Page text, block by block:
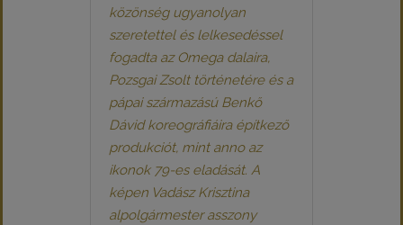
közönség ugyanolyan
szeretettel és lelkesedéssel
fogadta az Omega dalaira,
Pozsgai Zsolt történetére és a
pápai származású Benkő
Dávid koreográfiáira építkező
produkciót, mint anno az
ikonok 79-es eladását. A
képen Vadász Krisztina
alpolgármester asszony